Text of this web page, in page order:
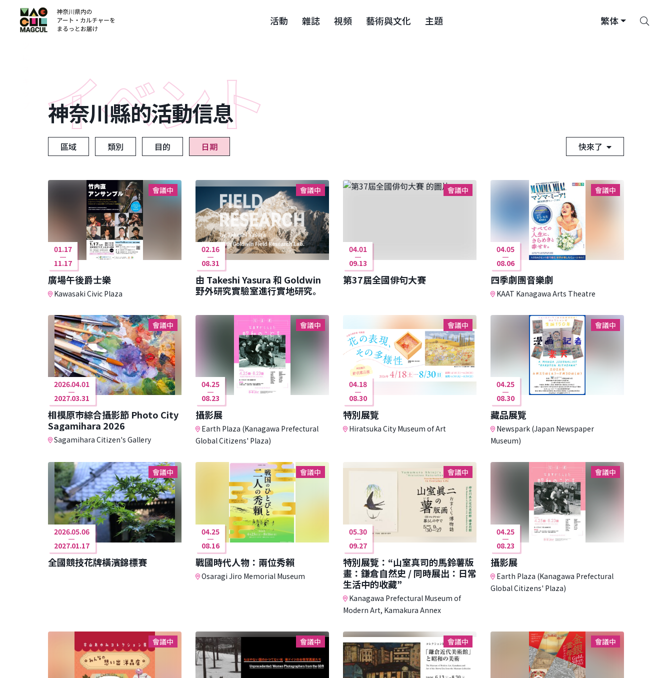
活動 雜誌 視頻 藝術與文化 主題 繁体
索
ン
テ
ン
神奈川縣的活動信息
區域 類別 目的 日期 快來了
會議中
01.17
11.17
廣場午後爵士樂
Kawasaki Civic Plaza
會議中
02.16
08.31
由 Takeshi Yasura 和 Goldwin
野外研究實驗室進行實地研究。
會議中
04.01
09.13
第37屆全國俳句大賽
會議中
04.05
08.06
四季劇團音樂劇
KAAT Kanagawa Arts Theatre
會議中
2026.04.01
2027.03.31
相模原市綜合攝影節 Photo City
Sagamihara 2026
Sagamihara Citizen's Gallery
會議中
04.25
08.23
攝影展
Earth Plaza (Kanagawa Prefectural
Global Citizens' Plaza)
會議中
04.18
08.30
特別展覽
Hiratsuka City Museum of Art
會議中
04.25
08.30
藏品展覽
Newspark (Japan Newspaper
Museum)
會議中
2026.05.06
2027.01.17
全國競技花牌橫濱錦標賽
會議中
04.25
08.16
戰國時代人物：兩位秀賴
Osaragi Jiro Memorial Museum
會議中
05.30
09.27
特別展覽：“山室真司的馬鈴薯版
畫：鎌倉自然史 / 同時展出：日常
生活中的收藏”
Kanagawa Prefectural Museum of
Modern Art, Kamakura Annex
會議中
04.25
08.23
攝影展
Earth Plaza (Kanagawa Prefectural
Global Citizens' Plaza)
會議中 會議中 會議中 會議中